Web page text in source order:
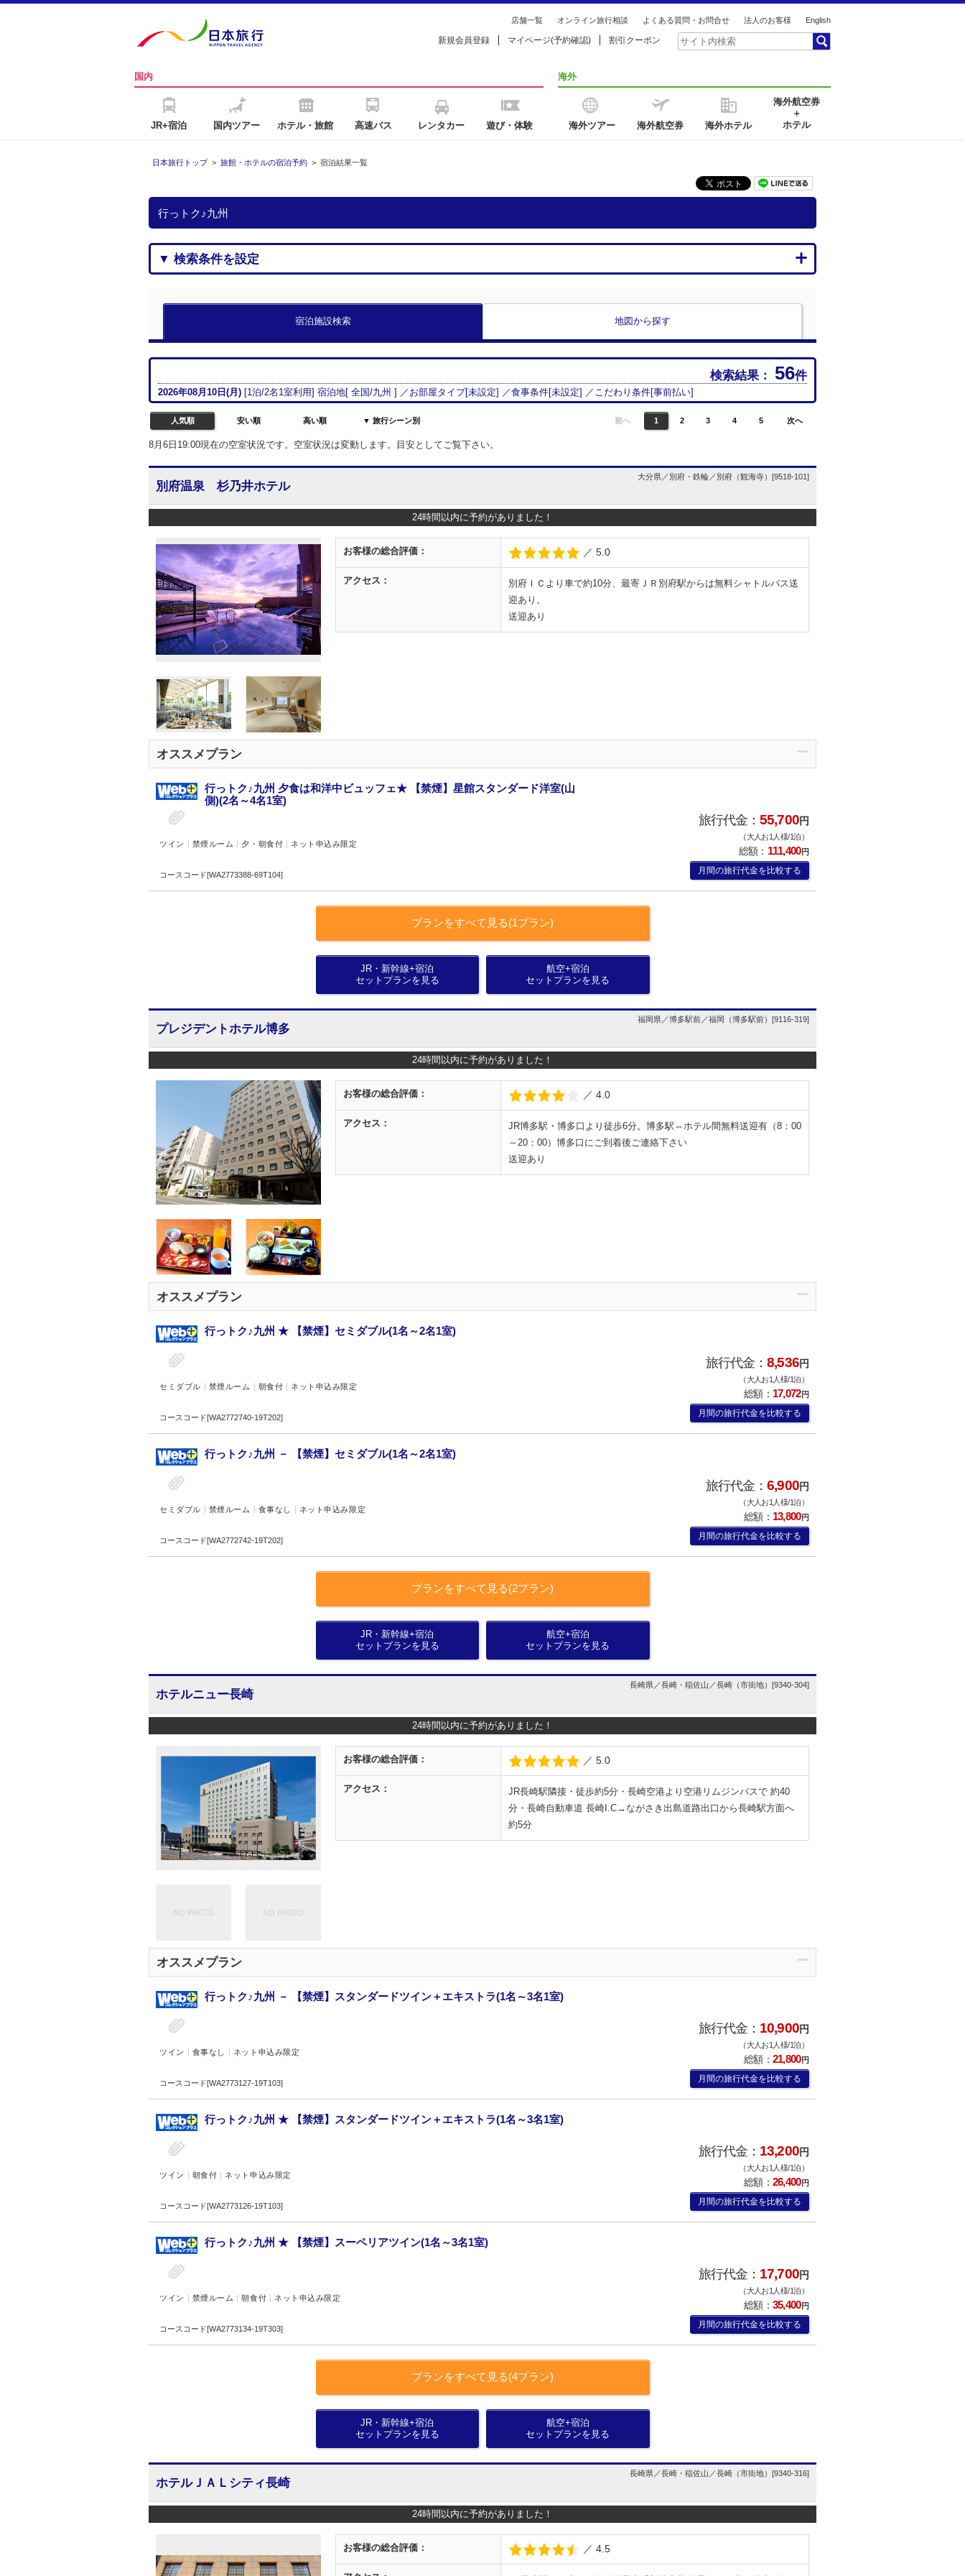
店舗一覧 オンライン旅行相談 よくある質問・お問合せ 法人のお客様 English
新規会員登録 マイページ(予約確認) 割引クーポン
国内
JR+宿泊 国内ツアー ホテル・旅館 高速バス レンタカー 遊び・体験
海外
海外ツアー 海外航空券 海外ホテル
海外航空券
＋
ホテル
日本旅行トップ > 旅館・ホテルの宿泊予約 > 宿泊結果一覧
行っトク♪九州
▼ 検索条件を設定
宿泊施設検索 地図から探す
検索結果： 56件
2026年08月 10日(月) [1泊/2名 1室利用] 宿泊地[ 全国/九州 ] ／お部屋タイプ[未設定] ／食事条件[未設定] ／こだわり条件[事前払い]
人気順 安い順 高い順 ▼ 旅行シーン別 前へ 1 2 3 4 5 次へ
8月6日19:00現在の空室状況です。空室状況は変動します。目安としてご覧下さい。
別府温泉 杉乃井ホテル
大分県／別府・鉄輪／別府（観海寺）[9518-101]
24時間以内に予約がありました！
お客様の総合評価： ／ 5.0
アクセス：
別府ＩＣより車で約10分、最寄ＪＲ別府駅からは無料シャトルバス送
迎あり。
送迎あり
オススメプラン
行っトク♪九州 夕食は和洋中ビュッフェ★ 【禁煙】星館スタンダード洋室(山
側)(2名～4名1室)
ツイン 禁煙ルーム 夕・朝食付 ネット申込み限定
旅行代金：55,700円
（大人お1人様/1泊）
総額： 111,400円
コースコード[WA2773388-69T104] 月間の旅行代金を比較する
プランをすべて見る(1プラン)
JR・新幹線+宿泊
セットプランを見る
航空+宿泊
セットプランを見る
プレジデントホテル博多
福岡県／博多駅前／福岡（博多駅前）[9116-319]
24時間以内に予約がありました！
お客様の総合評価： ／ 4.0
アクセス：
JR博多駅・博多口より徒歩6分。博多駅⇔ホテル間無料送迎有（8：00
～20：00）博多口にご到着後ご連絡下さい
送迎あり
オススメプラン
行っトク♪九州 ★ 【禁煙】セミダブル(1名～2名1室)
セミダブル 禁煙ルーム 朝食付 ネット申込み限定
旅行代金：8,536円
（大人お1人様/1泊）
総額： 17,072円
コースコード[WA2772740-19T202] 月間の旅行代金を比較する
行っトク♪九州 － 【禁煙】セミダブル(1名～2名1室)
セミダブル 禁煙ルーム 食事なし ネット申込み限定
旅行代金：6,900円
（大人お1人様/1泊）
総額： 13,800円
コースコード[WA2772742-19T202] 月間の旅行代金を比較する
プランをすべて見る(2プラン)
JR・新幹線+宿泊
セットプランを見る
航空+宿泊
セットプランを見る
ホテルニュー長崎
長崎県／長崎・稲佐山／長崎（市街地）[9340-304]
24時間以内に予約がありました！
お客様の総合評価： ／ 5.0
アクセス：
JR長崎駅隣接・徒歩約5分・長崎空港より空港リムジンバスで 約40
分・長崎自動車道 長崎I.C→ながさき出島道路出口から長崎駅方面へ
約5分
オススメプラン
行っトク♪九州 － 【禁煙】スタンダードツイン＋エキストラ(1名～3名1室)
ツイン 食事なし ネット申込み限定
旅行代金： 10,900円
（大人お1人様/1泊）
総額： 21,800円
コースコード[WA2773127-19T103] 月間の旅行代金を比較する
行っトク♪九州 ★ 【禁煙】スタンダードツイン＋エキストラ(1名～3名1室)
ツイン 朝食付 ネット申込み限定
旅行代金： 13,200円
（大人お1人様/1泊）
総額： 26,400円
コースコード[WA2773126-19T103] 月間の旅行代金を比較する
行っトク♪九州 ★ 【禁煙】スーペリアツイン(1名～3名1室)
ツイン 禁煙ルーム 朝食付 ネット申込み限定
旅行代金： 17,700円
（大人お1人様/1泊）
総額： 35,400円
コースコード[WA2773134-19T303] 月間の旅行代金を比較する
プランをすべて見る(4プラン)
JR・新幹線+宿泊
セットプランを見る
航空+宿泊
セットプランを見る
ホテルＪＡＬシティ長崎
長崎県／長崎・稲佐山／長崎（市街地）[9340-316]
24時間以内に予約がありました！
お客様の総合評価： ／ 4.5